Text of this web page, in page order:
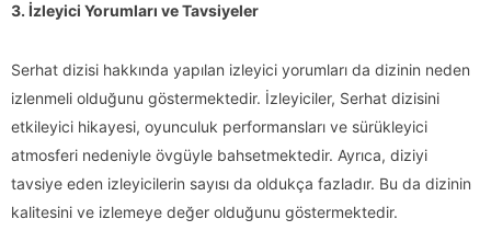
3. İzleyici Yorumları ve Tavsiyeler
Serhat dizisi hakkında yapılan izleyici yorumları da dizinin neden
izlenmeli olduğunu göstermektedir. İzleyiciler, Serhat dizisini
etkileyici hikayesi, oyunculuk performansları ve sürükleyici
atmosferi nedeniyle övgüyle bahsetmektedir. Ayrıca, diziyi
tavsiye eden izleyicilerin sayısı da oldukça fazladır. Bu da dizinin
kalitesini ve izlemeye değer olduğunu göstermektedir.